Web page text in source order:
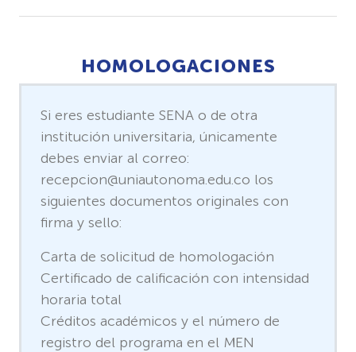
HOMOLOGACIONES
Si eres estudiante SENA o de otra
institución universitaria, únicamente
debes enviar al correo:
recepcion@uniautonoma.edu.co los
siguientes documentos originales con
firma y sello:
Carta de solicitud de homologación
Certificado de calificación con intensidad
horaria total
Créditos académicos y el número de
registro del programa en el MEN